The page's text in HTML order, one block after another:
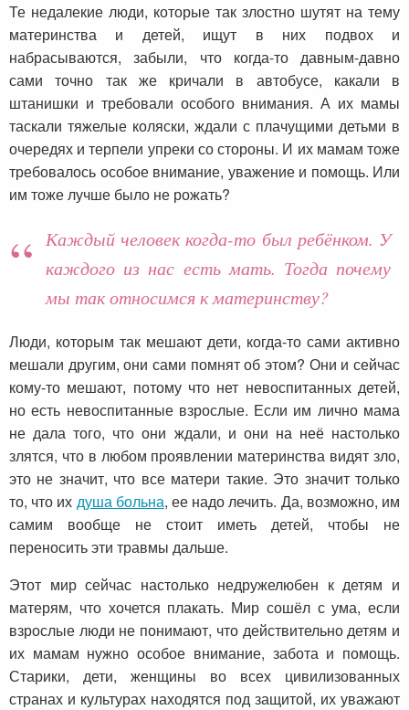
Те недалекие люди, которые так злостно шутят на тему
материнства и детей, ищут в них подвох и
набрасываются, забыли, что когда-то давным-давно
сами точно так же кричали в автобусе, какали в
штанишки и требовали особого внимания. А их мамы
таскали тяжелые коляски, ждали с плачущими детьми в
очередях и терпели упреки со стороны. И их мамам тоже
требовалось особое внимание, уважение и помощь. Или
им тоже лучше было не рожать?
Каждый человек когда-то был ребёнком. У
каждого из нас есть мать. Тогда почему
мы так относимся к материнству?
Люди, которым так мешают дети, когда-то сами активно
мешали другим, они сами помнят об этом? Они и сейчас
кому-то мешают, потому что нет невоспитанных детей,
но есть невоспитанные взрослые. Если им лично мама
не дала того, что они ждали, и они на неё настолько
злятся, что в любом проявлении материнства видят зло,
это не значит, что все матери такие. Это значит только
то, что их душа больна, ее надо лечить. Да, возможно, им
самим вообще не стоит иметь детей, чтобы не
переносить эти травмы дальше.
Этот мир сейчас настолько недружелюбен к детям и
матерям, что хочется плакать. Мир сошёл с ума, если
взрослые люди не понимают, что действительно детям и
их мамам нужно особое внимание, забота и помощь.
Старики, дети, женщины во всех цивилизованных
странах и культурах находятся под защитой, их уважают